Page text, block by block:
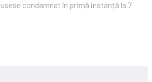
condamnat în primă instanță la 7